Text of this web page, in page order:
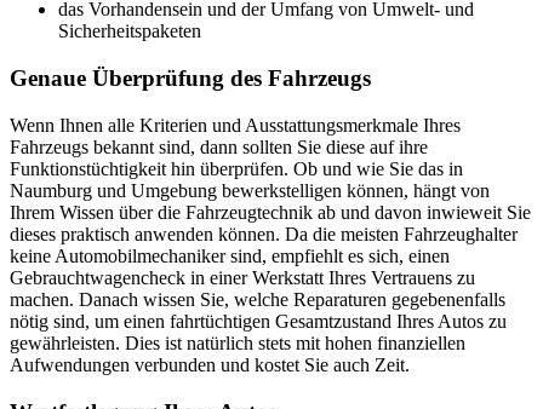
das Vorhandensein und der Umfang von Umwelt- und
Sicherheitspaketen
Genaue Überprüfung des Fahrzeugs
Wenn Ihnen alle Kriterien und Ausstattungsmerkmale Ihres
Fahrzeugs bekannt sind, dann sollten Sie diese auf ihre
Funktionstüchtigkeit hin überprüfen. Ob und wie Sie das in
Naumburg und Umgebung bewerkstelligen können, hängt von
Ihrem Wissen über die Fahrzeugtechnik ab und davon inwieweit Sie
dieses praktisch anwenden können. Da die meisten Fahrzeughalter
keine Automobilmechaniker sind, empfiehlt es sich, einen
Gebrauchtwagencheck in einer Werkstatt Ihres Vertrauens zu
machen. Danach wissen Sie, welche Reparaturen gegebenenfalls
nötig sind, um einen fahrtüchtigen Gesamtzustand Ihres Autos zu
gewährleisten. Dies ist natürlich stets mit hohen finanziellen
Aufwendungen verbunden und kostet Sie auch Zeit.